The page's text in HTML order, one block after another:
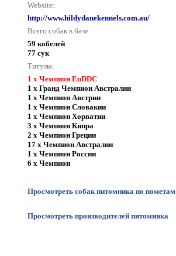
Website:
http://www.hildydanekennels.com.au/
Всего собак в базе:
59 кобелей
77 сук
Титулы:
1 x Чемпион EuDDC
1 x Гранд Чемпион Австралии
1 x Чемпион Австрии
1 x Чемпион Словакии
1 x Чемпион Хорватии
3 x Чемпион Кипра
2 x Чемпион Греции
17 x Чемпион Австралии
1 x Чемпион России
6 x Чемпион
Просмотреть собак питомника по пометам
Просмотреть производителей питомника